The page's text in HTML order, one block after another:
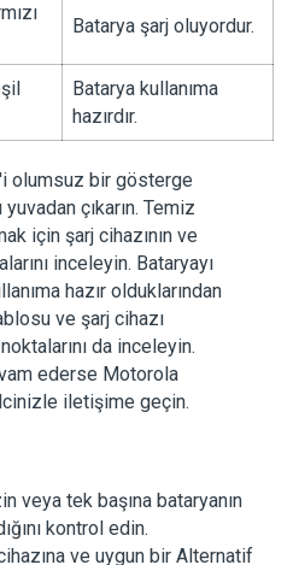
Batarya şarj oluyordur.
Batarya kullanıma
hazırdır.
olumsuz bir gösterge
çıkarın. Temiz
için şarj cihazının ve
inceleyin. Bataryayı
hazır olduklarından
ve şarj cihazı
da inceleyin.
ederse Motorola
iletişime geçin.
veya tek başına bataryanın
kontrol edin.
ve uygun bir Alternatif